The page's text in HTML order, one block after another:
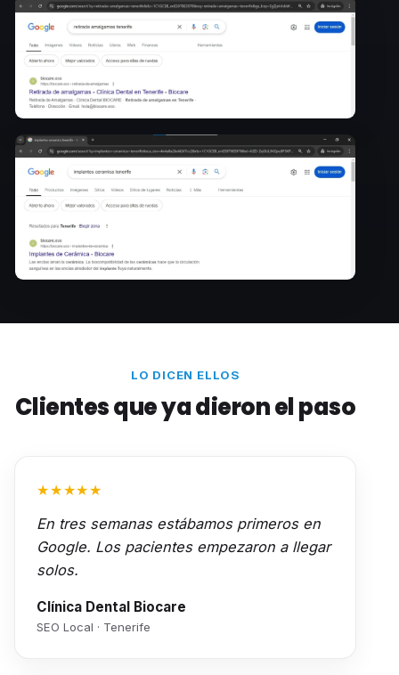
LO DICEN ELLOS
Clientes que ya dieron el paso
★★★★★
En tres semanas estábamos primeros en
Google. Los pacientes empezaron a llegar
solos.
Clínica Dental Biocare
SEO Local · Tenerife